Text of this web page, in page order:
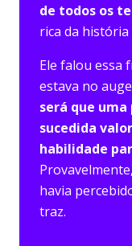
de todos os
rica da
Ele falou essa
estava no
será que
sucedida
habilidade
havia
traz.